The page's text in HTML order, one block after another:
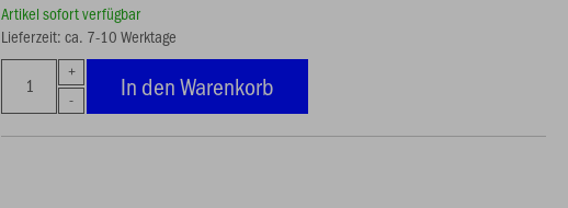
Artikel sofort verfügbar
Lieferzeit: ca. 7-10 Werktage
In den Warenkorb